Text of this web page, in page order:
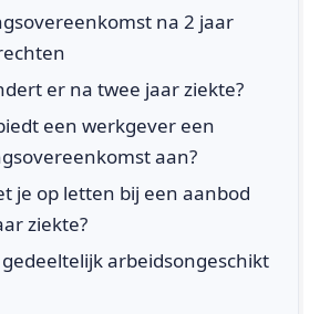
na 2 jaar
er na twee jaar ziekte?
een werkgever een
aan?
je op letten bij een aanbod
ziekte?
arbeidsongeschikt